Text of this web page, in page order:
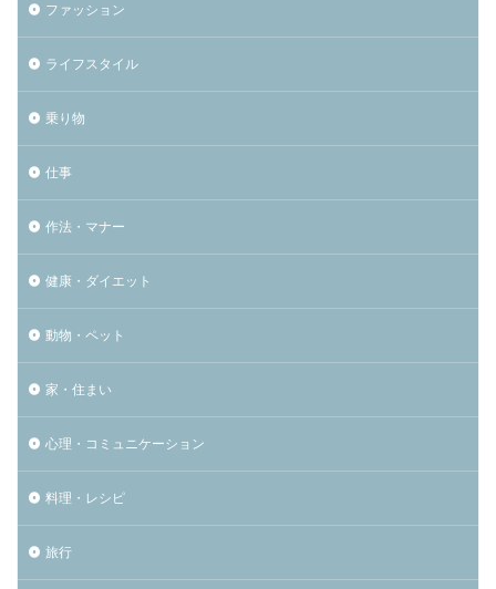
ファッション
ライフスタイル
乗り物
仕事
作法・マナー
健康・ダイエット
動物・ペット
家・住まい
心理・コミュニケーション
料理・レシピ
旅行